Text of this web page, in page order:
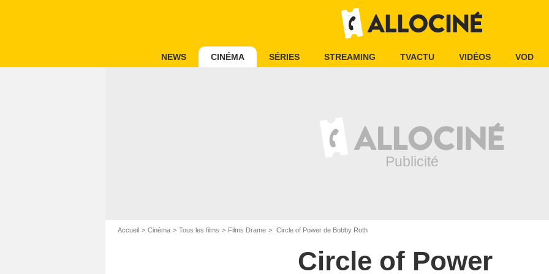
NEWS CINÉMA SÉRIES STREAMING TVACTU VIDÉOS VOD
Accueil Cinéma Tous les films Films Drame Circle of Power de Bobby Roth
Circle of Power